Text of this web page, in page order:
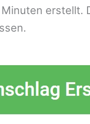
erstellt.